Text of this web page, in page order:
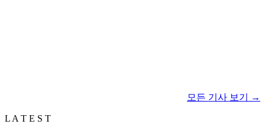
모든 기사 보기 →
L A T E S T